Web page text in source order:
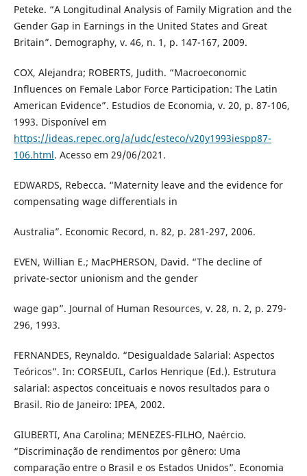
Peteke. “A Longitudinal Analysis of Family Migration and the
Gender Gap in Earnings in the United States and Great
Britain”. Demography, v. 46, n. 1, p. 147-167, 2009.
COX, Alejandra; ROBERTS, Judith. “Macroeconomic
Influences on Female Labor Force Participation: The Latin
American Evidence”. Estudios de Economia, v. 20, p. 87-106,
1993. Disponível em
https://ideas.repec.org/a/udc/esteco/v20y1993iespp87-
106.html. Acesso em 29/06/2021.
EDWARDS, Rebecca. “Maternity leave and the evidence for
compensating wage differentials in
Australia”. Economic Record, n. 82, p. 281-297, 2006.
EVEN, Willian E.; MacPHERSON, David. “The decline of
private-sector unionism and the gender
wage gap”. Journal of Human Resources, v. 28, n. 2, p. 279-
296, 1993.
FERNANDES, Reynaldo. “Desigualdade Salarial: Aspectos
Teóricos”. In: CORSEUIL, Carlos Henrique (Ed.). Estrutura
salarial: aspectos conceituais e novos resultados para o
Brasil. Rio de Janeiro: IPEA, 2002.
GIUBERTI, Ana Carolina; MENEZES-FILHO, Naércio.
“Discriminação de rendimentos por gênero: Uma
comparação entre o Brasil e os Estados Unidos”. Economia